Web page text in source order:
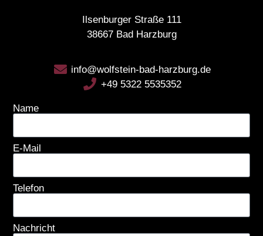
Ilsenburger Straße 111
38667 Bad Harzburg
info@wolfstein-bad-harzburg.de
+49 5322 5535352
Name
E-Mail
Telefon
Nachricht